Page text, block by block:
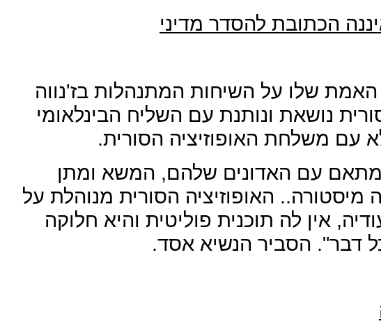
הכתובת להסדר מדיני
שלו על השיחות המתנהלות בז'נווה
נושאת ונותנת עם השליח הבינלאומי
עם משלחת האופוזיציה הסורית.
עם האדונים שלהם, המשא ומתן
האופוזיציה הסורית מנוהלת על
אין לה תוכנית פוליטית והיא חלוקה
דבר". הסביר הנשיא אסד.